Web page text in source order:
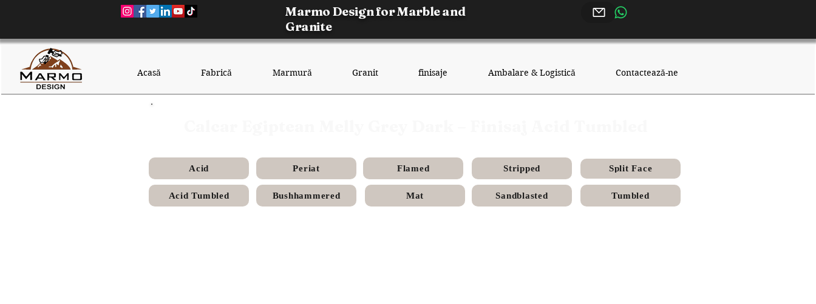
Marmo Design for Marble and
Granite
Acasă Fabrică Marmură Granit finisaje Ambalare & Logistică Contactează-ne
Acid
Acid Tumbled
Periat
Bushhammered
Flamed
Mat
Stripped
Sandblasted
Split Face
Tumbled